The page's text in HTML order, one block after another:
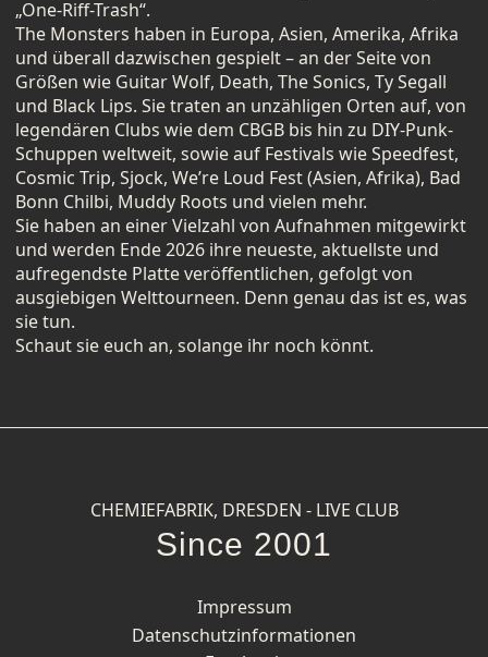
„One-Riff-Trash“.
The Monsters haben in Europa, Asien, Amerika, Afrika
und überall dazwischen gespielt – an der Seite von
Größen wie Guitar Wolf, Death, The Sonics, Ty Segall
und Black Lips. Sie traten an unzähligen Orten auf, von
legendären Clubs wie dem CBGB bis hin zu DIY-Punk-
Schuppen weltweit, sowie auf Festivals wie Speedfest,
Cosmic Trip, Sjock, We’re Loud Fest (Asien, Afrika), Bad
Bonn Chilbi, Muddy Roots und vielen mehr.
Sie haben an einer Vielzahl von Aufnahmen mitgewirkt
und werden Ende 2026 ihre neueste, aktuellste und
aufregendste Platte veröffentlichen, gefolgt von
ausgiebigen Welttourneen. Denn genau das ist es, was
sie tun.
Schaut sie euch an, solange ihr noch könnt.
CHEMIEFABRIK, DRESDEN - LIVE CLUB
Since 2001
Impressum
Datenschutzinformationen